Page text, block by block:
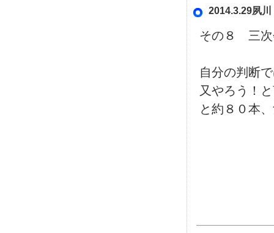
2014.3.29夙
その８ 三次
自分の判断
又やろう！
と約８０本